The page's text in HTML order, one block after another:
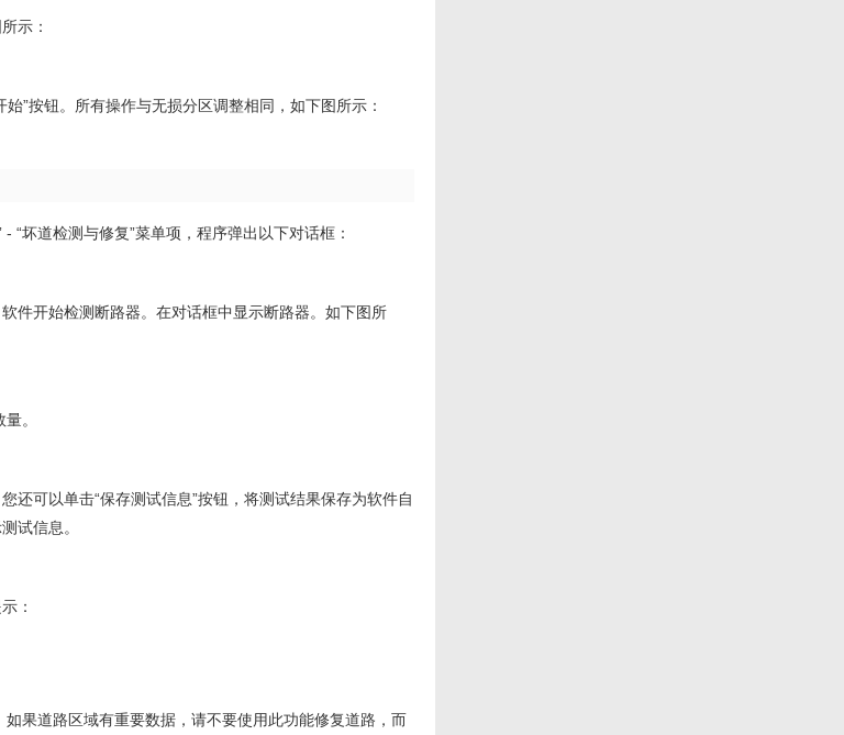
示：
”按钮。所有操作与无损分区调整相同，如下图所示：
坏道检测与修复”菜单项，程序弹出以下对话框：
件开始检测断路器。在对话框中显示断路器。如下图所
。
还可以单击“保存测试信息”按钮，将测试结果保存为软件自
试信息。
：
如果道路区域有重要数据，请不要使用此功能修复道路，而